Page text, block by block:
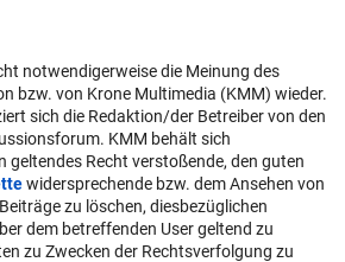
notwendigerweise die Meinung des
bzw. von Krone Multimedia (KMM) wieder.
sich die Redaktion/der Betreiber von den
KMM behält sich
geltendes Recht verstoßende, den guten
widersprechende bzw. dem Ansehen von
zu löschen, diesbezüglichen
dem betreffenden User geltend zu
zu Zwecken der Rechtsverfolgung zu